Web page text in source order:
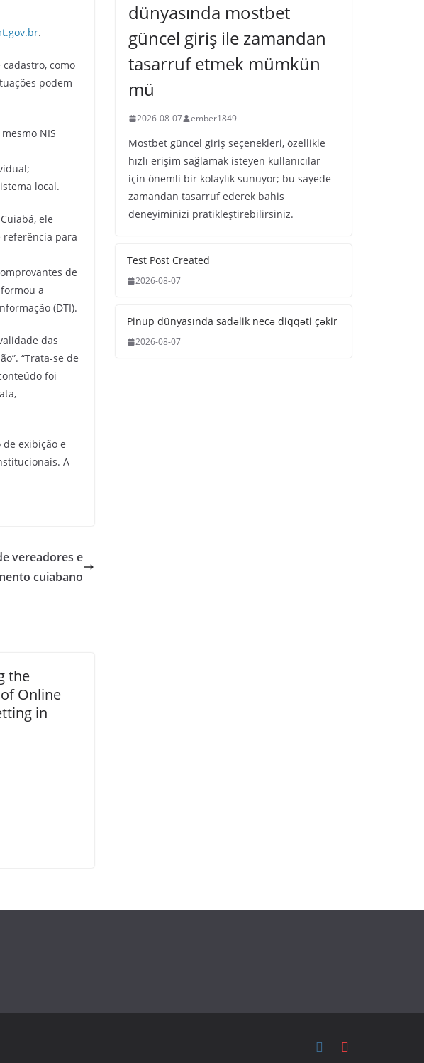
.
como
podem
NIS
local.
ele
referência para
de
a
(DTI).
das
“Trata-se de
foi
exibição e
A
vereadores e
cuiabano
the
Online
in
dünyasında mostbet
güncel giriş ile zamandan
tasarruf etmek mümkün
mü
2026-08-07 ember1849
Mostbet güncel giriş seçenekleri, özellikle
hızlı erişim sağlamak isteyen kullanıcılar
için önemli bir kolaylık sunuyor; bu sayede
zamandan tasarruf ederek bahis
deneyiminizi pratikleştirebilirsiniz.
Test Post Created
2026-08-07
Pinup dünyasında sadəlik necə diqqəti çəkir
2026-08-07